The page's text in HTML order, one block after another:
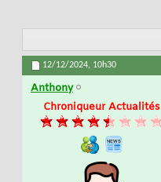
12/12/2024, 10h30
Anthony
Chroniqueur Actualités